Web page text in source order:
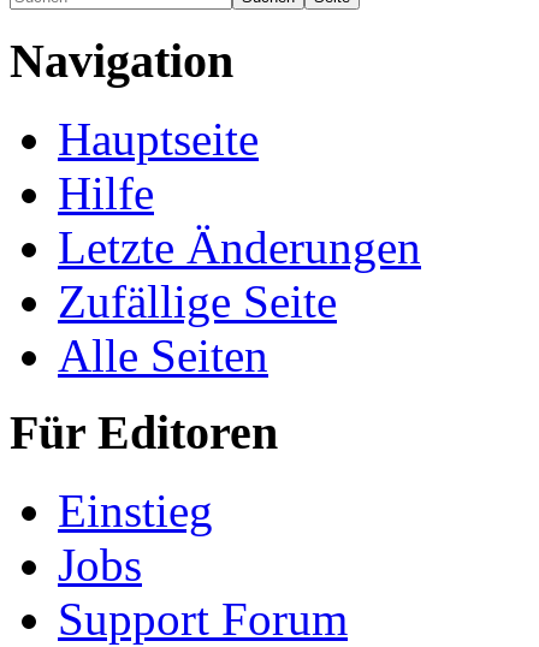
Navigation
Hauptseite
Hilfe
Letzte Änderungen
Zufällige Seite
Alle Seiten
Für Editoren
Einstieg
Jobs
Support Forum